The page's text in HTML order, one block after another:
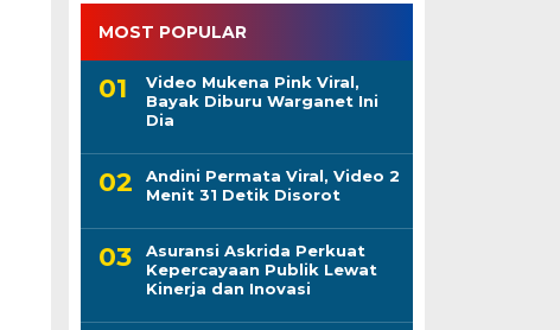
MOST POPULAR
Video Mukena Pink Viral,
Bayak Diburu Warganet Ini
Dia
Andini Permata Viral, Video 2
Menit 31 Detik Disorot
Asuransi Askrida Perkuat
Kepercayaan Publik Lewat
Kinerja dan Inovasi